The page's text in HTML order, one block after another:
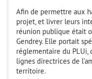
Afin de permettre aux
projet, et livrer leurs
réunion publique était
Gendrey. Elle portait
réglementaire du PLUi,
lignes directrices de
territoire.